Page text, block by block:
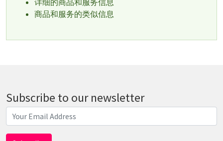
详细的商品和服务信息
商品和服务的类似信息
Subscribe to our newsletter